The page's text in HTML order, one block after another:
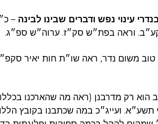
עינוי נפש ודברים שבינו לבינה –
וראה בפת״ש סק״ז. ערוה״ש ספ״ג.
משום נדר, ראה שו״ת חות יאיר
הוא רק מדרבנן (ראה מה שהארכנו
ועייג״כ במה שכתבנו בקובץ